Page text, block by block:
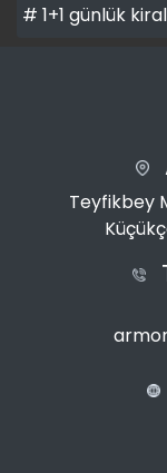
# 1+1 günlük
Teyfikbey